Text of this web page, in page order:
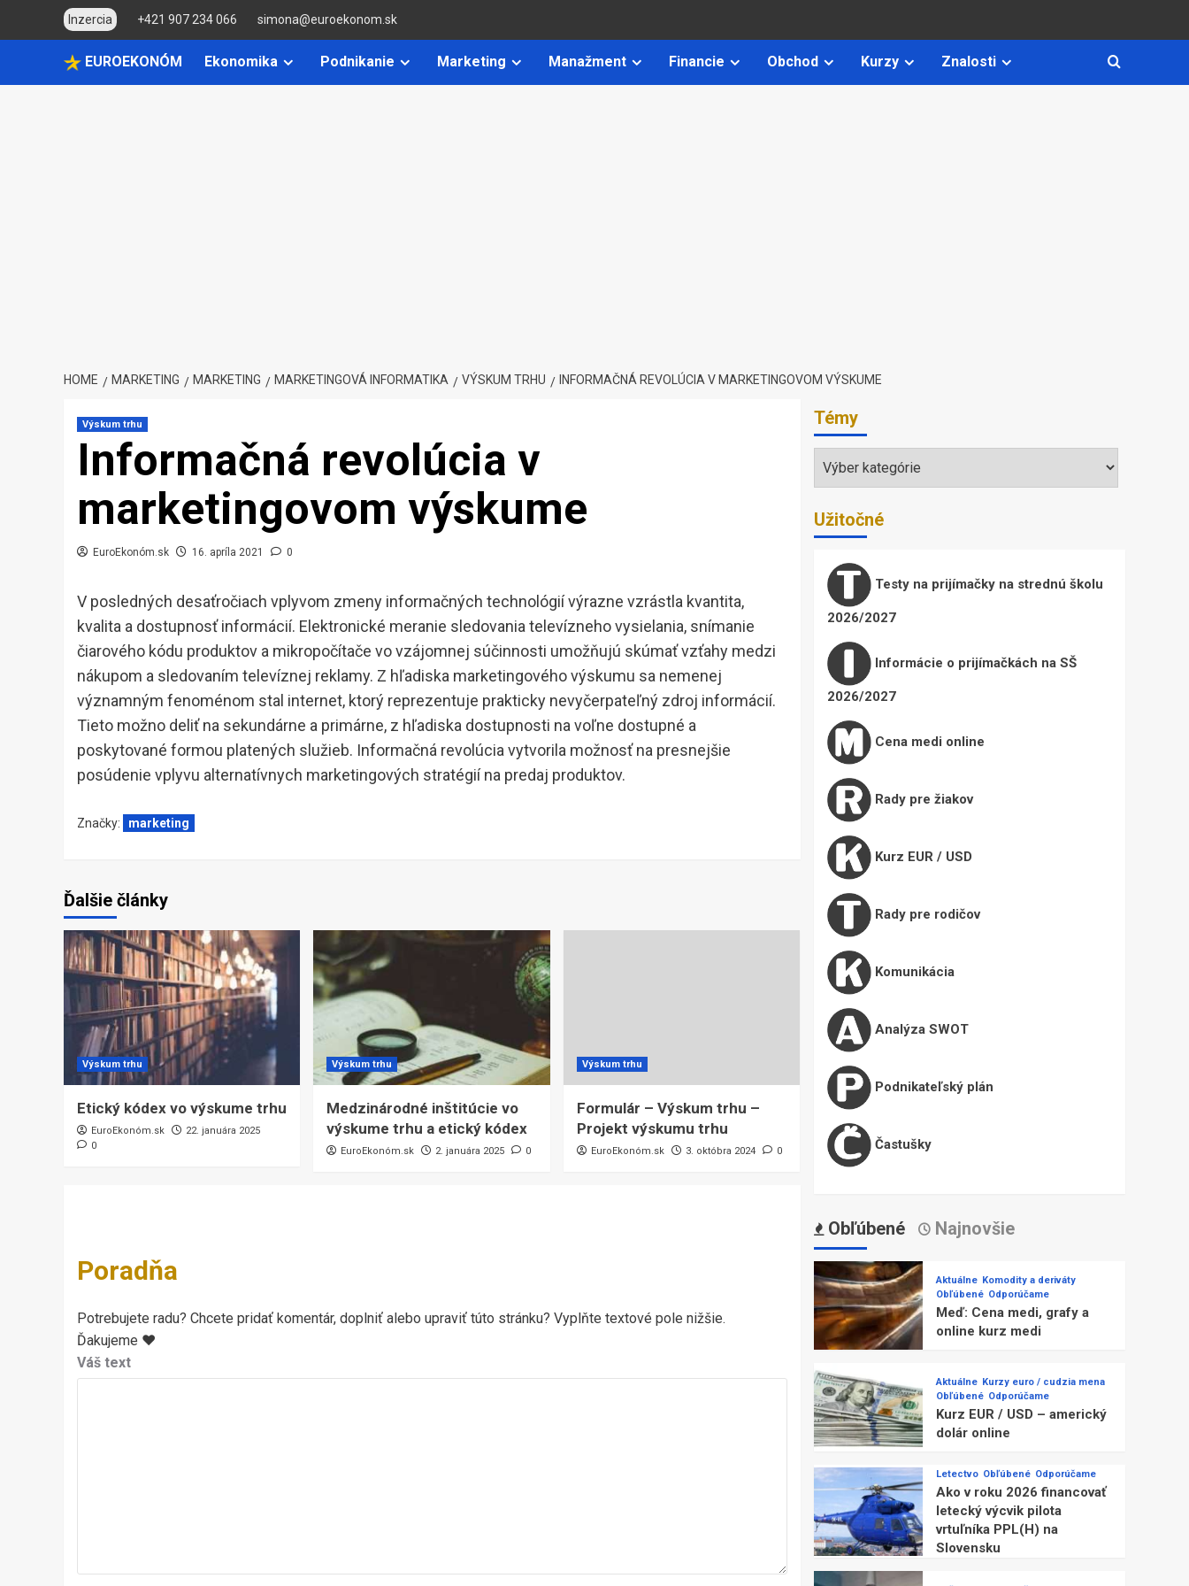
Inzercia +421 907 234 066 simona@euroekonom.sk
EUROEKONÓM Ekonomika Podnikanie Marketing Manažment Financie Obchod Kurzy Znalosti
HOME MARKETING MARKETING MARKETINGOVÁ INFORMATIKA VÝSKUM TRHU INFORMAČNÁ REVOLÚCIA V MARKETINGOVOM VÝSKUME
Výskum trhu
Informačná revolúcia v
marketingovom výskume
EuroEkonóm.sk 16. apríla 2021 0
V posledných desaťročiach vplyvom zmeny informačných technológií výrazne vzrástla kvantita,
kvalita a dostupnosť informácií. Elektronické meranie sledovania televízneho vysielania, snímanie
čiarového kódu produktov a mikropočítače vo vzájomnej súčinnosti umožňujú skúmať vzťahy medzi
nákupom a sledovaním televíznej reklamy. Z hľadiska marketingového výskumu sa nemenej
významným fenoménom stal internet, ktorý reprezentuje prakticky nevyčerpateľný zdroj informácií.
Tieto možno deliť na sekundárne a primárne, z hľadiska dostupnosti na voľne dostupné a
poskytované formou platených služieb. Informačná revolúcia vytvorila možnosť na presnejšie
posúdenie vplyvu alternatívnych marketingových stratégií na predaj produktov.
Značky: marketing
Ďalšie články
Výskum trhu
Etický kódex vo výskume trhu
EuroEkonóm.sk
22. januára 2025
0
Výskum trhu
Medzinárodné inštitúcie vo
výskume trhu a etický kódex
EuroEkonóm.sk 2. januára 2025 0
Výskum trhu
Formulár – Výskum trhu –
Projekt výskumu trhu
EuroEkonóm.sk 3. októbra 2024 0
Poradňa
Potrebujete radu? Chcete pridať komentár, doplniť alebo upraviť túto stránku? Vyplňte textové pole nižšie.
Ďakujeme ♥
Váš text
Témy
Témy
Užitočné
Testy na prijímačky na strednú školu
2026/2027
Informácie o prijímačkách na SŠ
2026/2027
Cena medi online
Rady pre žiakov
Kurz EUR / USD
Rady pre rodičov
Komunikácia
Analýza SWOT
Podnikateľský plán
Častušky
Obľúbené Najnovšie
Aktuálne Komodity a deriváty
Obľúbené Odporúčame
Meď: Cena medi, grafy a
online kurz medi
Aktuálne Kurzy euro / cudzia mena
Obľúbené Odporúčame
Kurz EUR / USD – americký
dolár online
Letectvo Obľúbené Odporúčame
Ako v roku 2026 financovať
letecký výcvik pilota
vrtuľníka PPL(H) na
Slovensku